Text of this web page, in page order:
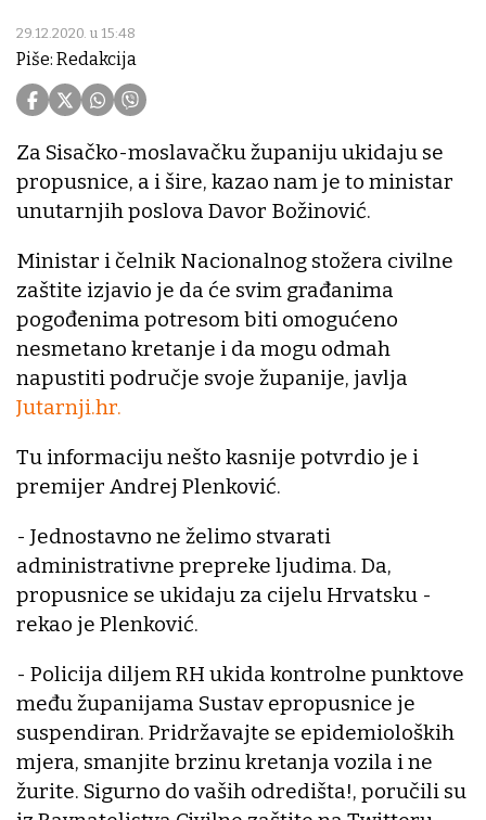
29.12.2020. u 15:48
Piše: Redakcija
Za Sisačko-moslavačku županiju ukidaju se
propusnice, a i šire, kazao nam je to ministar
unutarnjih poslova Davor Božinović.
Ministar i čelnik Nacionalnog stožera civilne
zaštite izjavio je da će svim građanima
pogođenima potresom biti omogućeno
nesmetano kretanje i da mogu odmah
napustiti područje svoje županije, javlja
Jutarnji.hr.
Tu informaciju nešto kasnije potvrdio je i
premijer Andrej Plenković.
- Jednostavno ne želimo stvarati
administrativne prepreke ljudima. Da,
propusnice se ukidaju za cijelu Hrvatsku -
rekao je Plenković.
- Policija diljem RH ukida kontrolne punktove
među županijama Sustav epropusnice je
suspendiran. Pridržavajte se epidemioloških
mjera, smanjite brzinu kretanja vozila i ne
žurite. Sigurno do vaših odredišta!, poručili su